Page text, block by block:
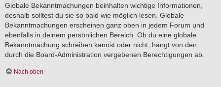
Globale Bekanntmachungen beinhalten wichtige Informationen,
deshalb solltest du sie so bald wie möglich lesen. Globale
Bekanntmachungen erscheinen ganz oben in jedem Forum und
ebenfalls in deinem persönlichen Bereich. Ob du eine globale
Bekanntmachung schreiben kannst oder nicht, hängt von den
durch die Board-Administration vergebenen Berechtigungen ab.
Nach oben